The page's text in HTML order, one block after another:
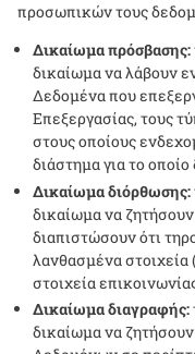
προσωπικών τους
Δικαίωμα πρόσβασης:
δικαίωμα να λάβουν
Δεδομένα που
Επεξεργασίας, τους
στους οποίους
διάστημα για το οποίο
Δικαίωμα διόρθωσης:
δικαίωμα να
διαπιστώσουν ότι
λανθασμένα στοιχεία
στοιχεία
Δικαίωμα διαγραφής:
δικαίωμα να